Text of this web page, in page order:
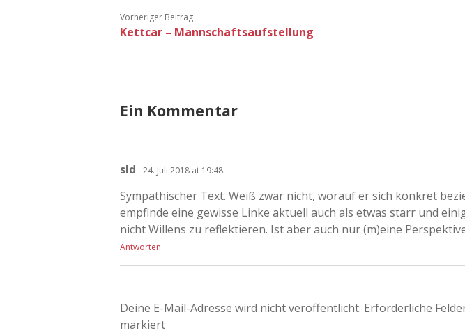
Vorheriger Beitrag
Kettcar – Mannschaftsaufstellung
Ein Kommentar
sld 24. Juli 2018 at 19:48
Sympathischer Text. Weiß zwar nicht, worauf er sich konkret
empfinde eine gewisse Linke aktuell auch als etwas starr und
nicht Willens zu reflektieren. Ist aber auch nur (m)eine
Antworten
Deine E-Mail-Adresse wird nicht veröffentlicht. Erforderliche
markiert